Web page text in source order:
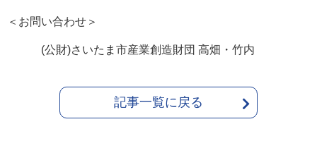
＜お問い合わせ＞
(公財)さいたま市産業創造財団 高畑・竹内
記事一覧に戻る